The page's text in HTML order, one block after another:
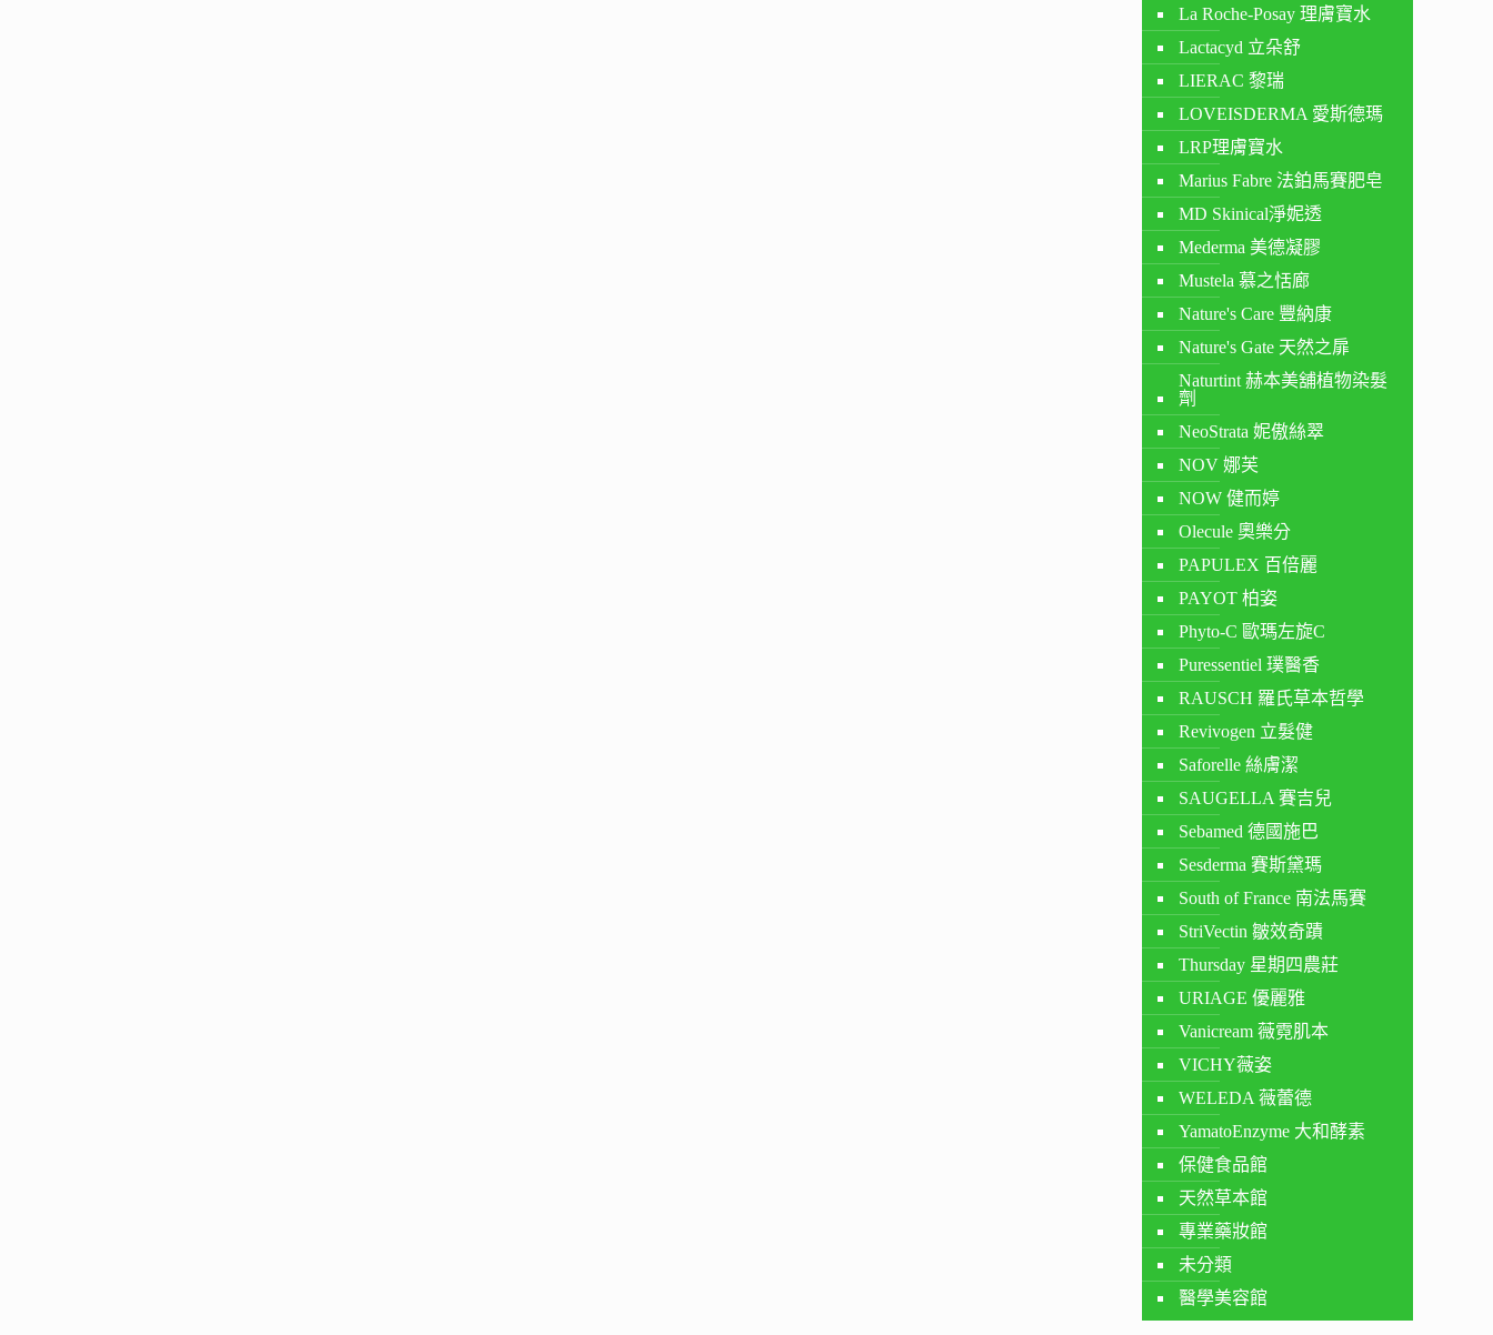
La Roche-Posay 理膚寶水
Lactacyd 立朵舒
LIERAC 黎瑞
LOVEISDERMA 愛斯德瑪
LRP理膚寶水
Marius Fabre 法鉑馬賽肥皂
MD Skinical淨妮透
Mederma 美德凝膠
Mustela 慕之恬廊
Nature's Care 豐納康
Nature's Gate 天然之扉
Naturtint 赫本美舖植物染髮
劑
NeoStrata 妮傲絲翠
NOV 娜芙
NOW 健而婷
Olecule 奧樂分
PAPULEX 百倍麗
PAYOT 柏姿
Phyto-C 歐瑪左旋C
Puressentiel 璞醫香
RAUSCH 羅氏草本哲學
Revivogen 立髮健
Saforelle 絲膚潔
SAUGELLA 賽吉兒
Sebamed 德國施巴
Sesderma 賽斯黛瑪
South of France 南法馬賽
StriVectin 皺效奇蹟
Thursday 星期四農莊
URIAGE 優麗雅
Vanicream 薇霓肌本
VICHY薇姿
WELEDA 薇蕾德
YamatoEnzyme 大和酵素
保健食品館
天然草本館
專業藥妝館
未分類
醫學美容館